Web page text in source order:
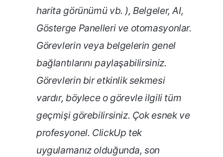
harita görünümü vb. ), Belgeler, AI,
Gösterge Panelleri ve otomasyonlar.
Görevlerin veya belgelerin genel
bağlantılarını paylaşabilirsiniz.
Görevlerin bir etkinlik sekmesi
vardır, böylece o görevle ilgili tüm
geçmişi görebilirsiniz. Çok esnek ve
profesyonel. ClickUp tek
uygulamanız olduğunda, son